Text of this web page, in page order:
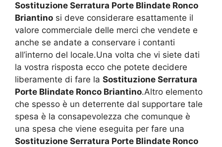
Sostituzione Serratura Porte Blindate Ronco
Briantino si deve considerare esattamente il
valore commerciale delle merci che vendete e
anche se andate a conservare i contanti
all’interno del locale.Una volta che vi siete dati
la vostra risposta ecco che potete decidere
liberamente di fare la Sostituzione Serratura
Porte Blindate Ronco Briantino.Altro elemento
che spesso è un deterrente dal supportare tale
spesa è la consapevolezza che comunque è
una spesa che viene eseguita per fare una
Sostituzione Serratura Porte Blindate Ronco